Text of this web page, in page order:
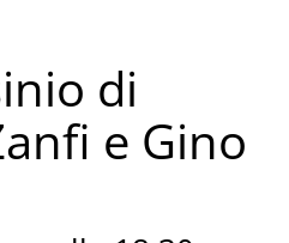
di
e Gino